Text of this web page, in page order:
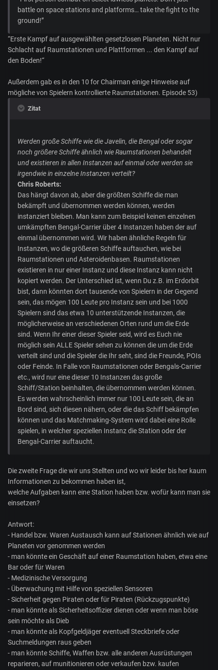
battle on space stations and platforms… take the fight to the
ground!”
“Erste Kampf auf ausgewählten gesetzlosen Planeten. Nicht nur
Schlacht auf Raumstationen und Plattformen ... den Kampf auf
den Boden!“
Außerdem gab es in den 10 for Chairman einige Hinweise auf
mögliche von Spielern kontrollierte Raumstationen. Episode 53)
Zitat
Werden große Schiffe wie die Javelin, die Bengal oder sogar
noch größere Schiffe ähnlich wie Raumstationen behandelt
und existieren in allen Instanzen auf einmal oder werden sie
irgendwie in einzelne Instanzen verteilt?
Chris Roberts:
Das hängt davon ab, aber die größten Schiffe die man
bekämpft und übernommen werden können, werden
instanziert bleiben. Man kann zum Beispiel keinen einzelnen
umkämpften Bengal-Carrier über 4 Instanzen haben der auf
einmal übernommen wird. Wir haben ähnliche Regeln für
Instanzen, wo die größeren Schiffe auftauchen, wie bei
Raumstationen und Asteroidenbasen. Raumstationen
existieren in nur einer Instanz und diese Instanz kann nicht
kopiert werden. Der Unterschied ist, wenn Du z.B. im Erdorbit
bist, dann könnten dort tausende von Spielern in der Gegend
sein, das mögen 100 Leute pro Instanz sein und bei 1000
Spielern sind das etwa 10 unterstützende Instanzen, die
möglicherweise an verschiedenen Orten rund um die Erde
sind. Wenn Ihr einer dieser Spieler seid, wird es Euch nie
möglich sein ALLE Spieler sehen zu können die um die Erde
verteilt sind und die Spieler die Ihr seht, sind die Freunde, POIs
oder Feinde. In Falle von Raumstationen oder Bengals-Carrier
etc., wird nur eine dieser 10 Instanzen das große
Schiff/Station beinhalten, die übernommen werden können.
Es werden wahrscheinlich immer nur 100 Leute sein, die an
Bord sind, sich diesen nähern, oder die das Schiff bekämpfen
können und das Matchmaking-System wird dabei eine Rolle
spielen, in welcher speziellen Instanz die Station oder der
Bengal-Carrier auftaucht.
Die zweite Frage die wir uns Stellten und wo wir leider bis her kaum
Informationen zu bekommen haben ist,
welche Aufgaben kann eine Station haben bzw. wofür kann man sie
einsetzen?
Antwort:
- Handel bzw. Waren Austausch kann auf Stationen ähnlich wie auf
Planeten vor genommen werden
- man könnte ein Geschäft auf einer Raumstation haben, etwa eine
Bar oder für Waren
- Medizinische Versorgung
- Überwachung mit Hilfe von speziellen Sensoren
- Sicherheit gegen Piraten oder für Piraten (Rückzugspunkte)
- man könnte als Sicherheitsoffizier dienen oder wenn man böse
sein möchte als Dieb
- man könnte als Kopfgeldjäger eventuell Steckbriefe oder
Suchmeldungen raus geben
- man könnte Schiffe, Waffen bzw. alle anderen Ausrüstungen
reparieren, auf munitionieren oder verkaufen bzw. kaufen